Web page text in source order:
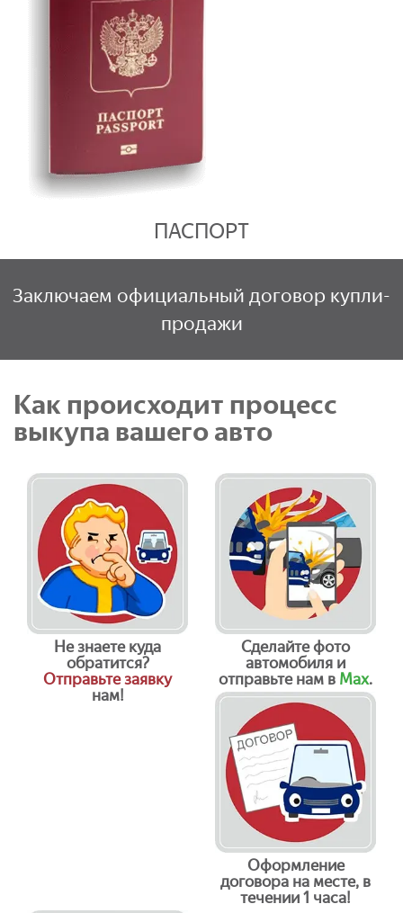
ПАСПОРТ
Заключаем официальный договор купли-
продажи
Как происходит процесс
выкупа вашего авто
Не знаете куда
обратится?
Отправьте заявку
нам!
Сделайте фото
автомобиля и
отправьте нам в Max.
Оформление
договора на месте, в
течении 1 часа!